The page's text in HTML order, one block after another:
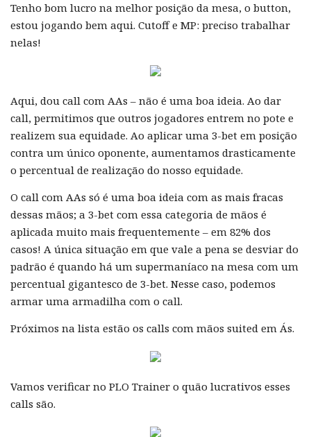
Tenho bom lucro na melhor posição da mesa, o button,
estou jogando bem aqui. Cutoff e MP: preciso trabalhar
nelas!
Aqui, dou call com AAs – não é uma boa ideia. Ao dar
call, permitimos que outros jogadores entrem no pote e
realizem sua equidade. Ao aplicar uma 3-bet em posição
contra um único oponente, aumentamos drasticamente
o percentual de realização do nosso equidade.
O call com AAs só é uma boa ideia com as mais fracas
dessas mãos; a 3-bet com essa categoria de mãos é
aplicada muito mais frequentemente – em 82% dos
casos! A única situação em que vale a pena se desviar do
padrão é quando há um supermaníaco na mesa com um
percentual gigantesco de 3-bet. Nesse caso, podemos
armar uma armadilha com o call.
Próximos na lista estão os calls com mãos suited em Ás.
Vamos verificar no PLO Trainer o quão lucrativos esses
calls são.